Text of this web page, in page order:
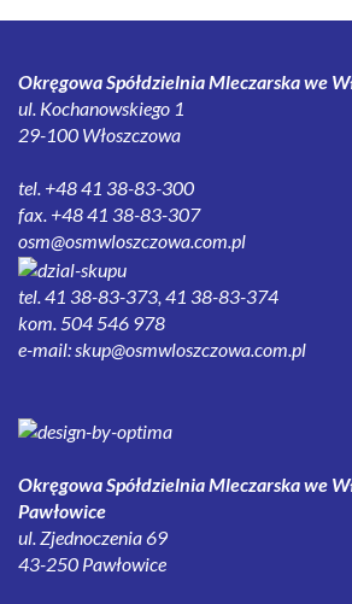
Okręgowa Spółdzielnia Mleczarska we
ul. Kochanowskiego 1
29-100 Włoszczowa
tel. +48 41 38-83-300
fax. +48 41 38-83-307
osm@osmwloszczowa.com.pl
tel. 41 38-83-373, 41 38-83-374
kom. 504 546 978
e-mail:skup@osmwloszczowa.com.pl
Okręgowa Spółdzielnia Mleczarska we
Pawłowice
ul. Zjednoczenia 69
43-250 Pawłowice